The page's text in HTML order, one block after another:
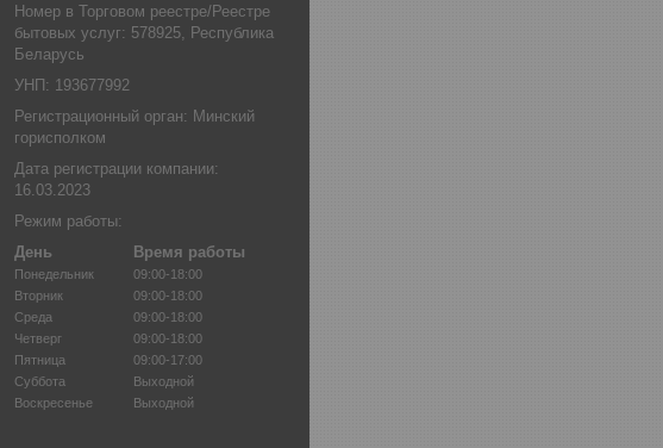
Номер в Торговом реестре/Реестре
бытовых услуг: 578925, Республика
Беларусь
УНП: 193677992
Регистрационный орган: Минский
горисполком
Дата регистрации компании:
16.03.2023
Режим работы:
День
Время работы
Понедельник
09:00-18:00
Вторник
09:00-18:00
Среда
09:00-18:00
Четверг
09:00-18:00
Пятница
09:00-17:00
Суббота
Выходной
Воскресенье
Выходной